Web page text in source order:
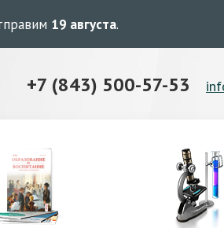
19 августа.
+7 (843) 500-57-53